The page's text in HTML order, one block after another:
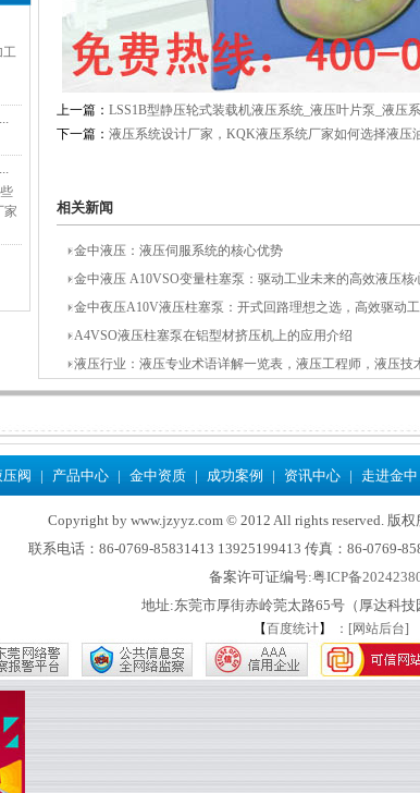
工
家
上一篇： LSS1B型静压轮式装载机液压系统_液压叶片泵_液压
下一篇： 液压系统设计厂家，KQK液压系统厂家如何选择液压
相关新闻
金中液压：液压伺服系统的核心优势
金中液压 A10VSO变量柱塞泵：驱动工业未来的高效液压核
金中夜压A10V液压柱塞泵：开式回路理想之选，高效驱动
A4VSO液压柱塞泵在铝型材挤压机上的应用介绍
液压行业：液压专业术语详解一览表，液压工程师，液压技
压阀 | 产品中心 | 金中资质 | 成功案例 | 资讯中心 | 走进金中
Copyright by www.jzyyz.com © 2012 All rights reserved. 版
联系电话：86-0769-85831413 13925199413 传真：86-0769-
备案许可证编号:粤ICP备
地址:东莞市厚街赤岭莞太路65号（厚达科技
【百度统计】 ：[网站后台]